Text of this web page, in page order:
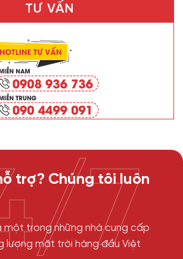
TƯ VẤN
trợ? Chúng tôi luôn
một trong những nhà cung cấp
lượng mặt trời hàng đầu Việt
7